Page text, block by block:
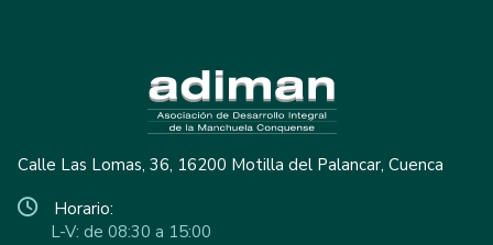
Calle Las Lomas, 36, 16200 Motilla del Palancar, Cuenca
Horario:
L-V: de 08:30 a 15:00